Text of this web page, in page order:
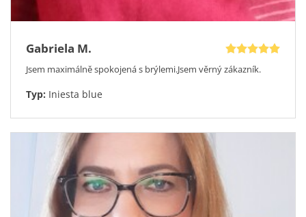
Gabriela M.
Jsem maximálně spokojená s brýlemi.Jsem věrný zákazník.
Typ: Iniesta blue